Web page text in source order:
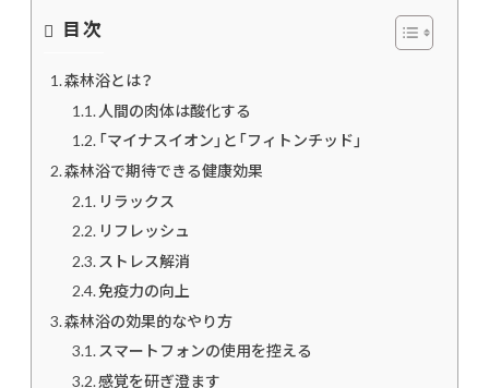
目次
森林浴とは？
人間の肉体は酸化する
「マイナスイオン」と「フィトンチッド」
森林浴で期待できる健康効果
リラックス
リフレッシュ
ストレス解消
免疫力の向上
森林浴の効果的なやり方
スマートフォンの使用を控える
感覚を研ぎ澄ます